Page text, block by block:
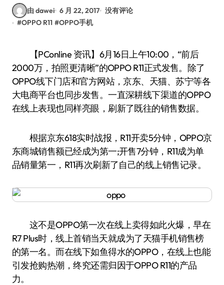
由 dawei 6 月 22, 2017 没有评论
#OPPO R11 #OPPO手机
【PConline 资讯】6月16日上午10:00，“前后
2000万，拍照更清晰”的OPPO R11正式发售。除了
OPPO线下门店和官方网站，京东、天猫、苏宁等各
大电商平台也同步发售。一直深耕线下渠道的OPPO
在线上表现也同样亮眼，刷新了既往的销售数据。
根据京东618实时战报，R11开卖5分钟，OPPO京
东商城销售额已经成为第一;开售7分钟，R11成为单
品销量第一，R11再次刷新了自己的线上销售记录。
这不是OPPO第一次在线上卖得如此火爆，早在
R7 Plus时，线上首销当天就成为了天猫手机销售榜
的第一名。而在线下如鱼得水的OPPO，在线上也能
引发抢购热潮，终究还需归因于OPPO R11的产品
力。